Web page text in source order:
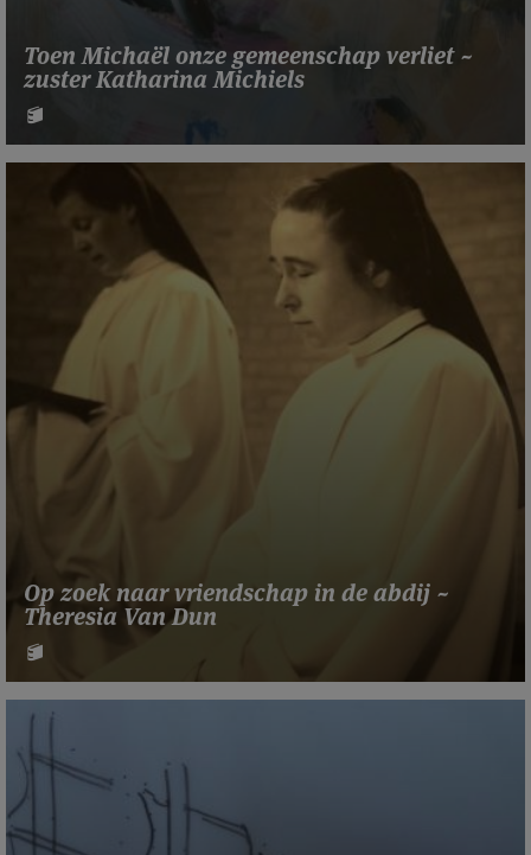
Toen Michaël onze gemeenschap verliet ~
zuster Katharina Michiels
Op zoek naar vriendschap in de abdij ~
Theresia Van Dun